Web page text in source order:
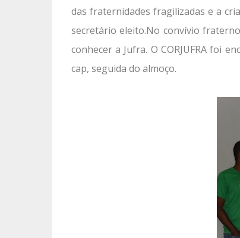
das fraternidades fragilizadas e a
secretário eleito.No convívio
conhecer a Jufra. O CORJUFRA foi
cap, seguida do almoço.